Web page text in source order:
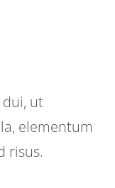
ut
elementum
risus.